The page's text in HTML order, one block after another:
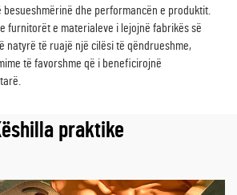
besueshmërinë dhe performancën e produktit.
furnitorët e materialeve i lejojnë fabrikës së
natyrë të ruajë një cilësi të qëndrueshme,
të favorshme që i beneficirojnë
praktike